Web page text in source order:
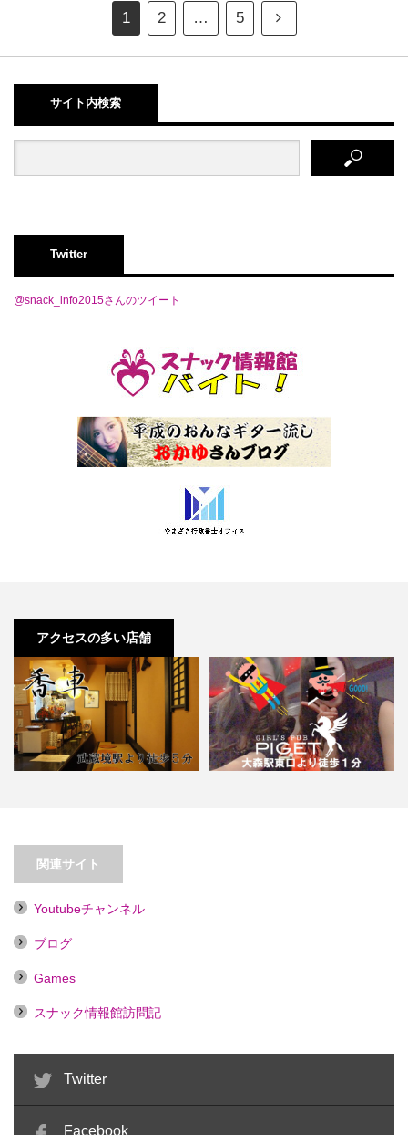
1 2 … 5
サイト内検索
Twitter
@snack_info2015さんのツイート
アクセスの多い店舗
【武蔵境】香車【喫煙目的店】
関連サイト
Youtubeチャンネル
ブログ
Games
スナック情報館訪問記
Twitter
Facebook